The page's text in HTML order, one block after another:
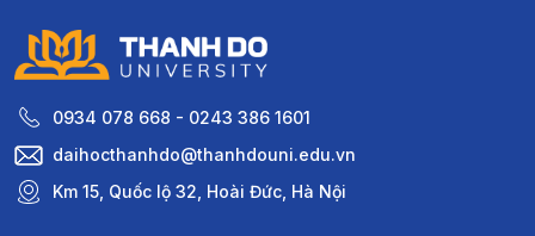
0934 078 668 - 0243 386 1601
daihocthanhdo@thanhdouni.edu.vn
Km 15, Quốc lộ 32, Hoài Đức, Hà Nội